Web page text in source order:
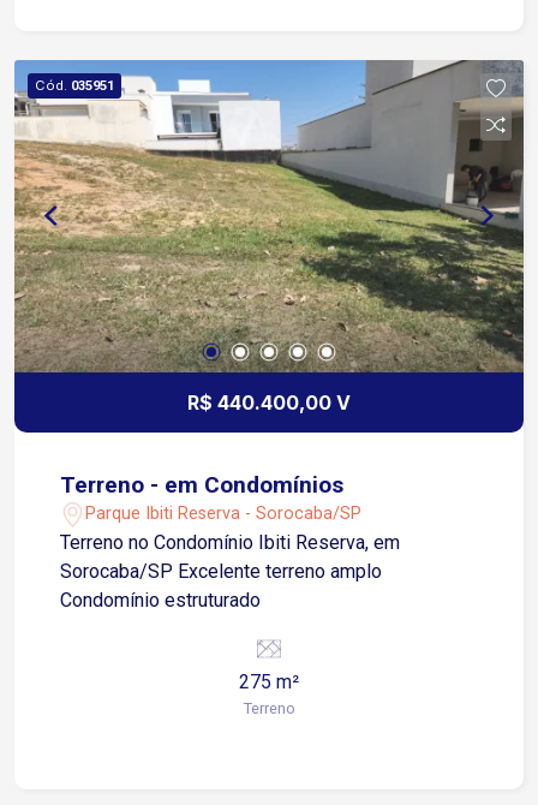
Cód. 035951
R$ 440.400,00 V
Terreno - em Condomínios
Parque Ibiti Reserva - Sorocaba/SP
Terreno no Condomínio Ibiti Reserva, em
Sorocaba/SP Excelente terreno amplo
Condomínio estruturado
275 m²
Terreno